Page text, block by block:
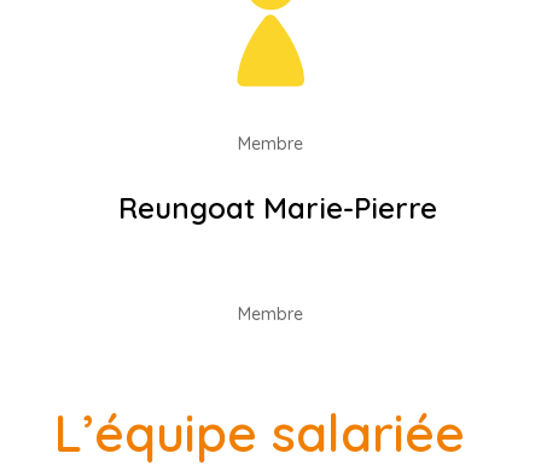
Membre
Reungoat Marie-Pierre
Membre
L’équipe salariée